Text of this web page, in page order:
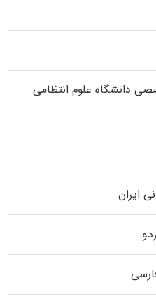
داﻧﺸﮕﺎه ﻋﻠﻮم انتظامی
ایران